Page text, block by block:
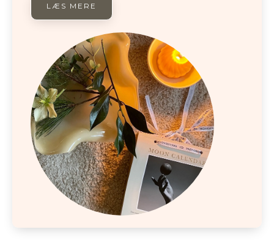
LÆS MERE